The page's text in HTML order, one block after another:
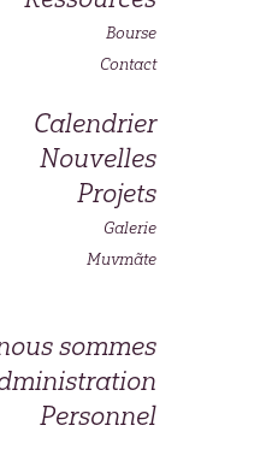
Bourse
Contact
Calendrier
Nouvelles
Projets
Galerie
Muvmãte
sommes
Personnel